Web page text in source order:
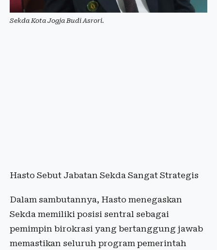
Sekda Kota Jogja Budi Asrori.
Hasto Sebut Jabatan Sekda Sangat Strategis
Dalam sambutannya, Hasto menegaskan
Sekda memiliki posisi sentral sebagai
pemimpin birokrasi yang bertanggung jawab
memastikan seluruh program pemerintah